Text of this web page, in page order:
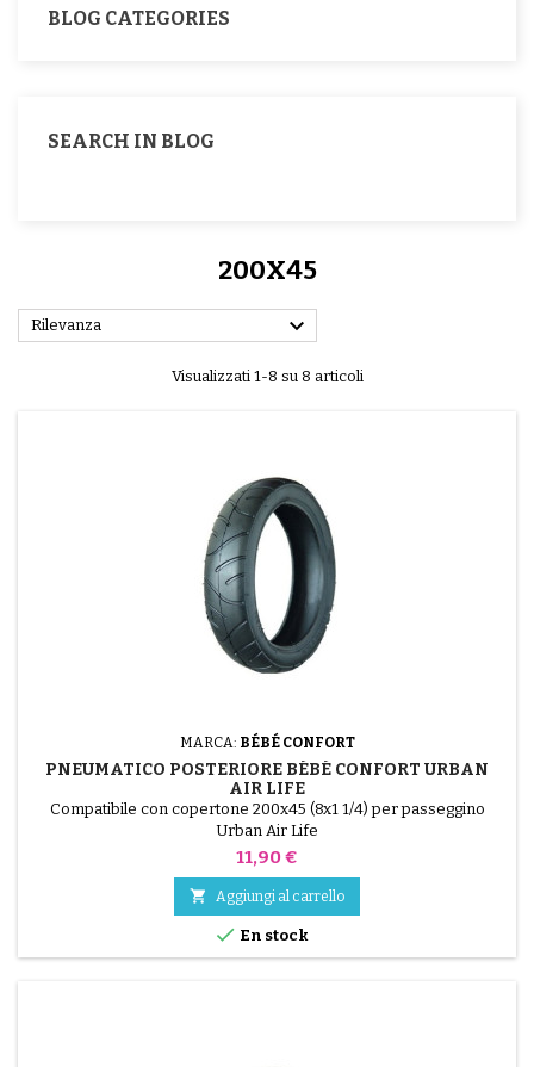
BLOG CATEGORIES
SEARCH IN BLOG
200X45
Rilevanza 
Visualizzati 1-8 su 8 articoli
MARCA: BÉBÉ CONFORT
PNEUMATICO POSTERIORE BÉBÉ CONFORT URBAN
AIR LIFE
Compatibile con copertone 200x45 (8x1 1/4) per passeggino
Urban Air Life
Prezzo
11,90 €
 Aggiungi al carrello
 En stock